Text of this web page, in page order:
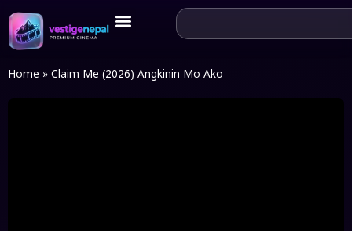
Home » Claim Me (2026) Angkinin Mo Ako